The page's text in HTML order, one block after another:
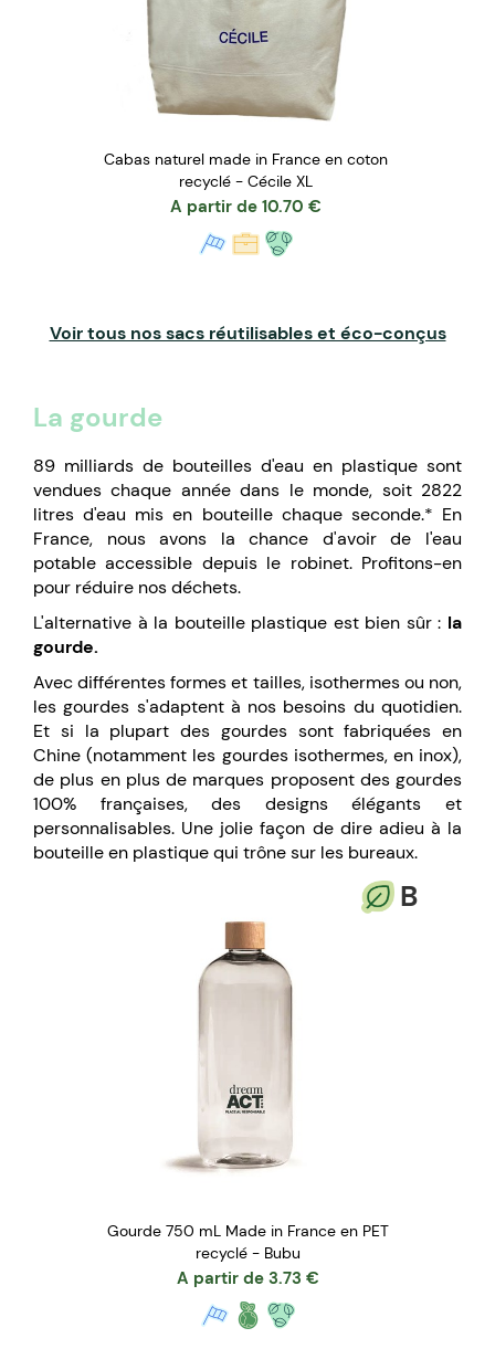
Cabas naturel made in France en coton
recyclé - Cécile XL
A partir de 10.70 €
Voir tous nos sacs réutilisables et éco-conçus
La gourde
89 milliards de bouteilles d'eau en plastique sont
vendues chaque année dans le monde, soit 2822
litres d'eau mis en bouteille chaque seconde.* En
France, nous avons la chance d'avoir de l'eau
potable accessible depuis le robinet. Profitons-en
pour réduire nos déchets.
L'alternative à la bouteille plastique est bien sûr : la
gourde.
Avec différentes formes et tailles, isothermes ou non,
les gourdes s'adaptent à nos besoins du quotidien.
Et si la plupart des gourdes sont fabriquées en
Chine (notamment les gourdes isothermes, en inox),
de plus en plus de marques proposent des gourdes
100% françaises, des designs élégants et
personnalisables. Une jolie façon de dire adieu à la
bouteille en plastique qui trône sur les bureaux.
B
Gourde 750 mL Made in France en PET
recyclé - Bubu
A partir de 3.73 €